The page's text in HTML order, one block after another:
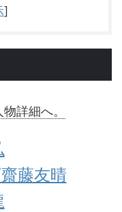
]
詳細へ。
藤友晴